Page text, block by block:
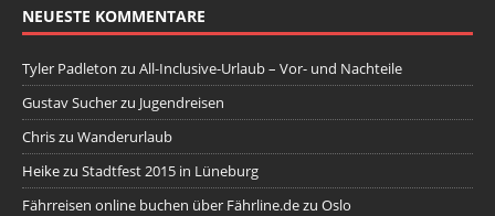
NEUESTE KOMMENTARE
Tyler Padleton zu All-Inclusive-Urlaub – Vor- und Nachteile
Gustav Sucherzu Jugendreisen
Chriszu Wanderurlaub
Heikezu Stadtfest 2015 in Lüneburg
Fährreisen online buchen über Fährline.dezu Oslo